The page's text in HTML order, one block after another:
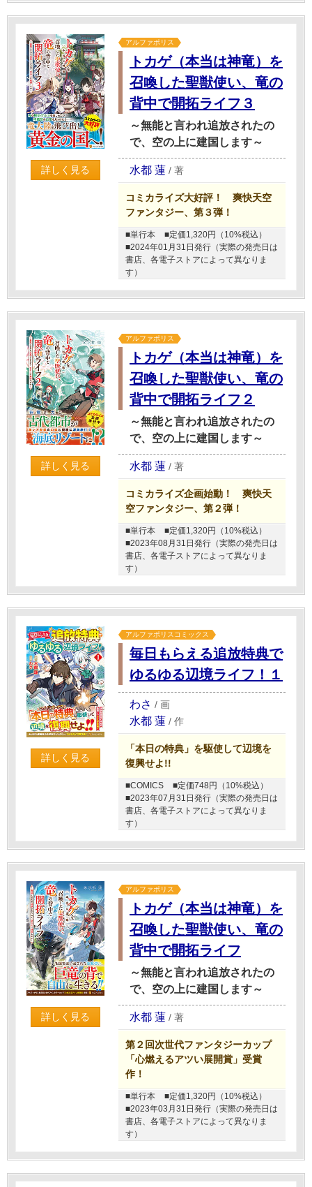
詳しく見る
アルファポリス
トカゲ（本当は神竜）を
召喚した聖獣使い、竜の
背中で開拓ライフ３
～無能と言われ追放されたの
で、空の上に建国します～
水都 蓮 / 著
コミカライズ大好評！ 爽快天空
ファンタジー、第３弾！
■単行本
■定価1,320円（10%税込）
■2024年01月31日発行（実際の発売日は
書店、各電子ストアによって異なりま
す）
詳しく見る
アルファポリス
トカゲ（本当は神竜）を
召喚した聖獣使い、竜の
背中で開拓ライフ２
～無能と言われ追放されたの
で、空の上に建国します～
水都 蓮 / 著
コミカライズ企画始動！ 爽快天
空ファンタジー、第２弾！
■単行本
■定価1,320円（10%税込）
■2023年08月31日発行（実際の発売日は
書店、各電子ストアによって異なりま
す）
詳しく見る
アルファポリスコミックス
毎日もらえる追放特典で
ゆるゆる辺境ライフ！１
わさ / 画
水都 蓮 / 作
「本日の特典」を駆使して辺境を
復興せよ!!
■COMICS
■定価748円（10%税込）
■2023年07月31日発行（実際の発売日は
書店、各電子ストアによって異なりま
す）
詳しく見る
アルファポリス
トカゲ（本当は神竜）を
召喚した聖獣使い、竜の
背中で開拓ライフ
～無能と言われ追放されたの
で、空の上に建国します～
水都 蓮 / 著
第２回次世代ファンタジーカップ
「心燃えるアツい展開賞」受賞
作！
■単行本
■定価1,320円（10%税込）
■2023年03月31日発行（実際の発売日は
書店、各電子ストアによって異なりま
す）